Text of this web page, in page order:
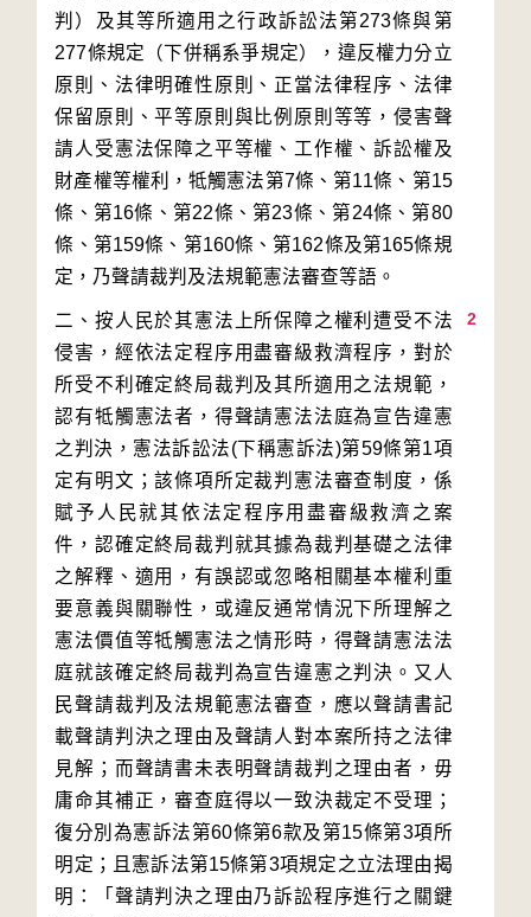
判）及其等所適用之行政訴訟法第273條與第
277條規定（下併稱系爭規定），違反權力分立
原則、法律明確性原則、正當法律程序、法律
保留原則、平等原則與比例原則等等，侵害聲
請人受憲法保障之平等權、工作權、訴訟權及
財產權等權利，牴觸憲法第7條、第11條、第15
條、第16條、第22條、第23條、第24條、第80
條、第159條、第160條、第162條及第165條規
2
二、按人民於其憲法上所保障之權利遭受不法
侵害，經依法定程序用盡審級救濟程序，對於
所受不利確定終局裁判及其所適用之法規範，
認有牴觸憲法者，得聲請憲法法庭為宣告違憲
之判決，憲法訴訟法(下稱憲訴法)第59條第1項
定有明文；該條項所定裁判憲法審查制度，係
賦予人民就其依法定程序用盡審級救濟之案
件，認確定終局裁判就其據為裁判基礎之法律
之解釋、適用，有誤認或忽略相關基本權利重
要意義與關聯性，或違反通常情況下所理解之
憲法價值等牴觸憲法之情形時，得聲請憲法法
庭就該確定終局裁判為宣告違憲之判決。又人
民聲請裁判及法規範憲法審查，應以聲請書記
載聲請判決之理由及聲請人對本案所持之法律
見解；而聲請書未表明聲請裁判之理由者，毋
庸命其補正，審查庭得以一致決裁定不受理；
復分別為憲訴法第60條第6款及第15條第3項所
明定；且憲訴法第15條第3項規定之立法理由揭
明：「聲請判決之理由乃訴訟程序進行之關鍵